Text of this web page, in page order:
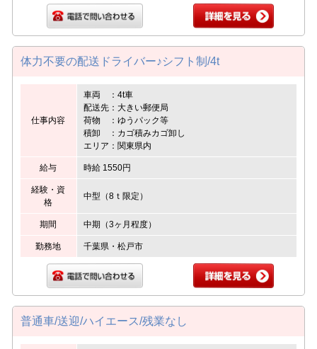
体力不要の配送ドライバー♪シフト制/4t
仕事内容
車両 ：4t車
配送先：大きい郵便局
荷物 ：ゆうパック等
積卸 ：カゴ積みカゴ卸し
エリア：関東県内
給与 時給 1550円
経験・資
格
中型（8ｔ限定）
期間 中期（3ヶ月程度）
勤務地 千葉県・松戸市
普通車/送迎/ハイエース/残業なし